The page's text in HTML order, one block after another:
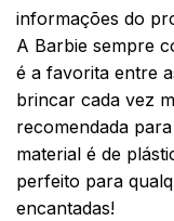
informações do
A Barbie sempre
é a favorita entre
brincar cada vez
recomendada
material é de
perfeito para
encantadas!